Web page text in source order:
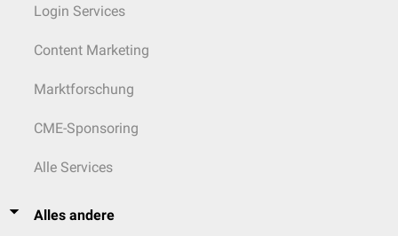
Login Services
Content Marketing
Marktforschung
CME-Sponsoring
Alle Services
Alles andere